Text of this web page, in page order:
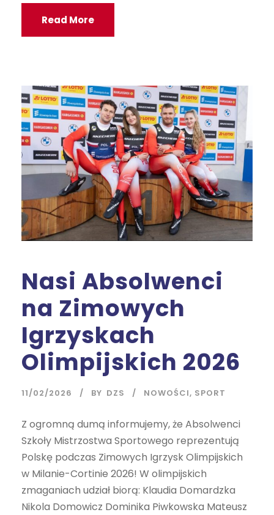
Read More
Nasi Absolwenci
na Zimowych
Igrzyskach
Olimpijskich 2026
11/02/2026 BY DZS NOWOŚCI, SPORT
Z ogromną dumą informujemy, że Absolwenci
Szkoły Mistrzostwa Sportowego reprezentują
Polskę podczas Zimowych Igrzysk Olimpijskich
w Milanie-Cortinie 2026! W olimpijskich
zmaganiach udział biorą: Klaudia Domardzka
Nikola Domowicz Dominika Piwkowska Mateusz